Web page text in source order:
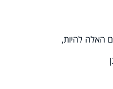
האלה להיות,